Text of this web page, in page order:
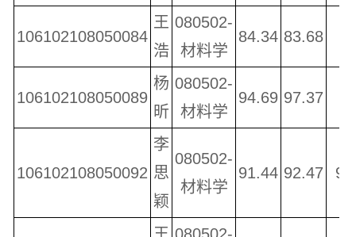
106102108050084
王
浩
080502-
材料学
84.34 83.68
106102108050089
杨
昕
080502-
材料学
94.69 97.37
106102108050092
李
思
颖
080502-
材料学
91.44 92.47